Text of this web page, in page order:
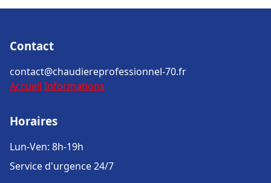
Contact
contact@chaudiereprofessionnel-70.fr
Accueil Informations
Horaires
Lun-Ven: 8h-19h
Service d'urgence 24/7